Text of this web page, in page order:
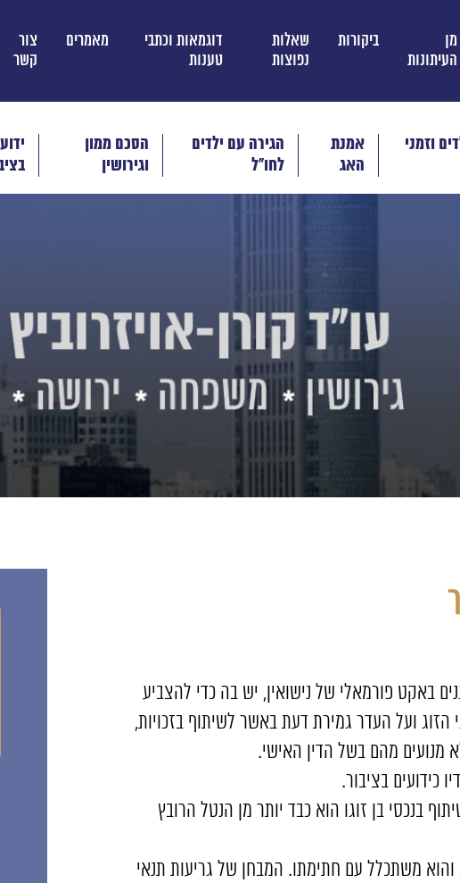
מן
העיתונות
ביקורות
שאלות
נפוצות
דוגמאות וכתבי
טענות
מאמרים
צור
קשר
וזמני
אמנת
האג
הגירה עם ילדים
לחו"ל
הסכם ממון
וגירושין
באקט פורמאלי של נישואין, יש בה כדי להצביע
ועל העדר גמירת דעת באשר לשיתוף בזכויות,
מנועים מהם בשל הדין האישי.
כידועים בציבור.
בנכסי בן זוגו הוא כבד יותר מן הנטל הרובץ
והוא משתכלל עם חתימתו. המבחן של גריעות תנאי